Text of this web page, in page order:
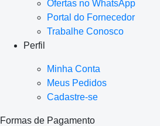
Ofertas no WhatsApp
Portal do Fornecedor
Trabalhe Conosco
Perfil
Minha Conta
Meus Pedidos
Cadastre-se
Formas de Pagamento